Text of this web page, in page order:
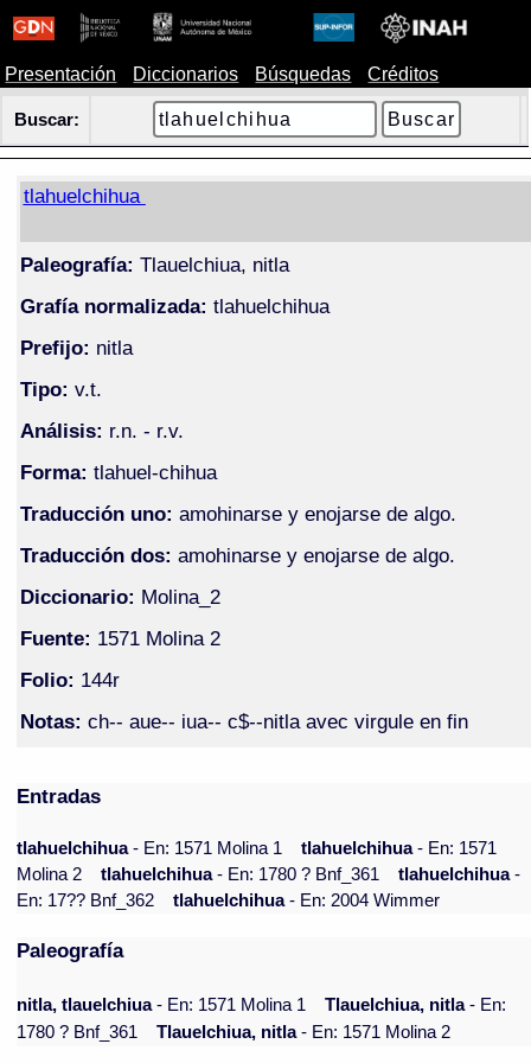
Presentación Diccionarios Búsquedas Créditos
Buscar:
tlahuelchihua
Paleografía: Tlauelchiua, nitla
Grafía normalizada: tlahuelchihua
Prefijo: nitla
Tipo: v.t.
Análisis: r.n. - r.v.
Forma: tlahuel-chihua
Traducción uno: amohinarse y enojarse de algo.
Traducción dos: amohinarse y enojarse de algo.
Diccionario: Molina_2
Fuente: 1571 Molina 2
Folio: 144r
Notas: ch-- aue-- iua-- c$--nitla avec virgule en fin
Entradas
tlahuelchihua- En: 1571 Molina 1 tlahuelchihua- En: 1571
Molina 2
tlahuelchihua- En: 1780 ? Bnf_361 tlahuelchihua-
En: 17?? Bnf_362
tlahuelchihua- En: 2004 Wimmer
Paleografía
nitla, tlauelchiua- En: 1571 Molina 1 Tlauelchiua, nitla- En:
1780 ? Bnf_361
Tlauelchiua, nitla- En: 1571 Molina 2